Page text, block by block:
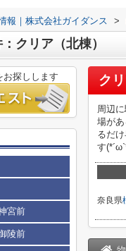
報｜株式会社ガイダンス >
クリア（北棟）
ク
周辺
場が
るだ
す
奈良県
探しします
宮前
陵前